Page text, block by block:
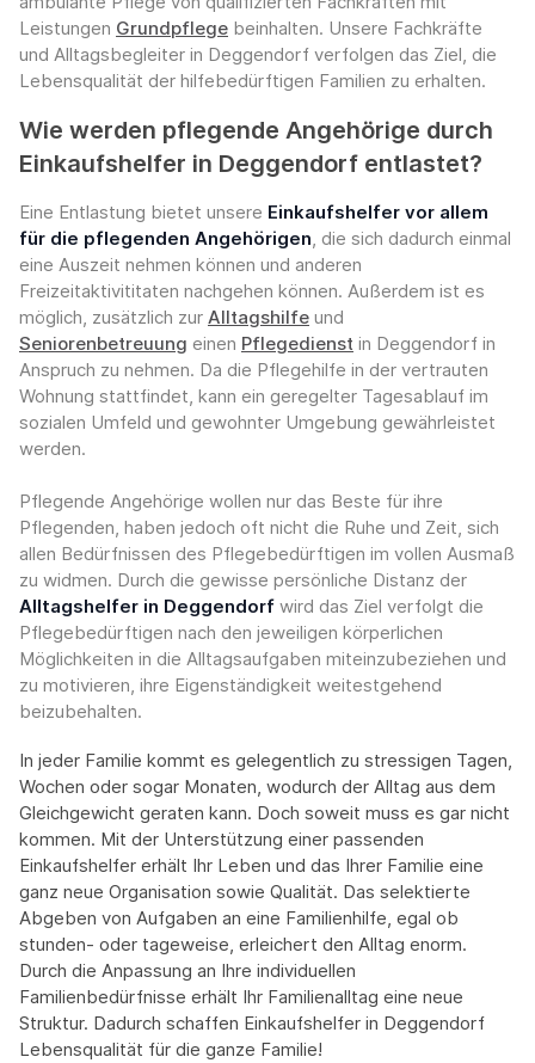
Leistungen Grundpflege beinhalten. Unsere Fachkräfte
und Alltagsbegleiter in Deggendorf verfolgen das Ziel, die
Lebensqualität der hilfebedürftigen Familien zu erhalten.
Wie werden pflegende Angehörige durch
Einkaufshelfer in Deggendorf entlastet?
Eine Entlastung bietet unsere Einkaufshelfer vor allem
für die pflegenden Angehörigen, die sich dadurch einmal
eine Auszeit nehmen können und anderen
Freizeitaktivititaten nachgehen können. Außerdem ist es
möglich, zusätzlich zur Alltagshilfe und
Seniorenbetreuung einen Pflegedienst in Deggendorf in
Anspruch zu nehmen. Da die Pflegehilfe in der vertrauten
Wohnung stattfindet, kann ein geregelter Tagesablauf im
sozialen Umfeld und gewohnter Umgebung gewährleistet
werden.
Pflegende Angehörige wollen nur das Beste für ihre
Pflegenden, haben jedoch oft nicht die Ruhe und Zeit, sich
allen Bedürfnissen des Pflegebedürftigen im vollen Ausmaß
zu widmen. Durch die gewisse persönliche Distanz der
Alltagshelfer in Deggendorf wird das Ziel verfolgt die
Pflegebedürftigen nach den jeweiligen körperlichen
Möglichkeiten in die Alltagsaufgaben miteinzubeziehen und
zu motivieren, ihre Eigenständigkeit weitestgehend
beizubehalten.
In jeder Familie kommt es gelegentlich zu stressigen Tagen,
Wochen oder sogar Monaten, wodurch der Alltag aus dem
Gleichgewicht geraten kann. Doch soweit muss es gar nicht
kommen. Mit der Unterstützung einer passenden
Einkaufshelfer erhält Ihr Leben und das Ihrer Familie eine
ganz neue Organisation sowie Qualität. Das selektierte
Abgeben von Aufgaben an eine Familienhilfe, egal ob
stunden- oder tageweise, erleichert den Alltag enorm.
Durch die Anpassung an Ihre individuellen
Familienbedürfnisse erhält Ihr Familienalltag eine neue
Struktur. Dadurch schaffen Einkaufshelfer in Deggendorf
Lebensqualität für die ganze Familie!